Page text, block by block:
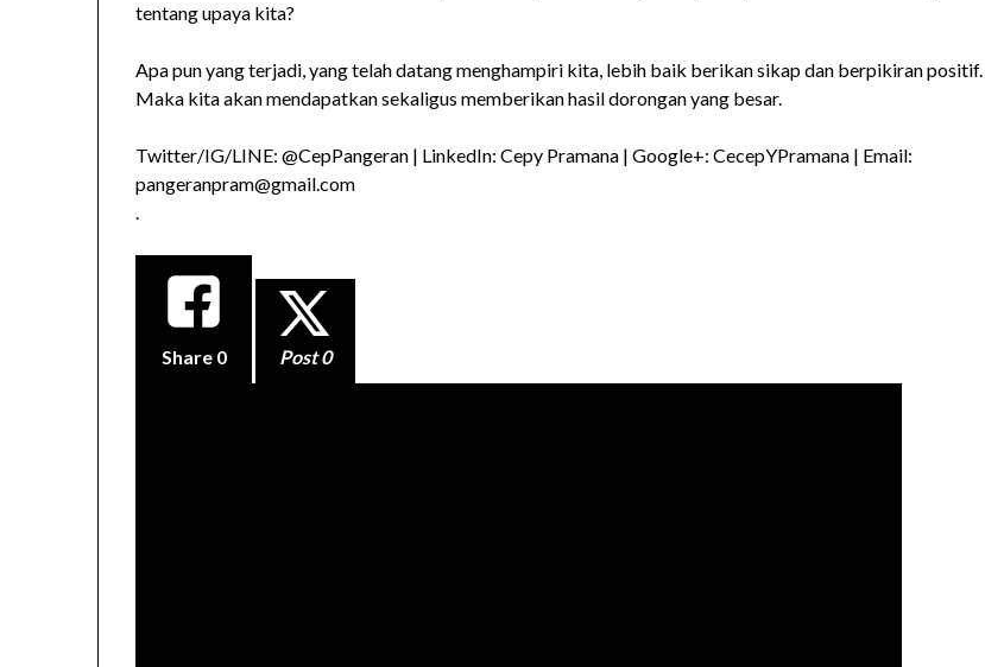
tentang upaya kita?
Apa pun yang terjadi, yang telah datang menghampiri kita, lebih baik berikan sikap dan berpikiran positif.
Maka kita akan mendapatkan sekaligus memberikan hasil dorongan yang besar.
Twitter/IG/LINE: @CepPangeran | LinkedIn: Cepy Pramana | Google+: CecepYPramana | Email:
pangeranpram@gmail.com
.
Share 0 Post 0